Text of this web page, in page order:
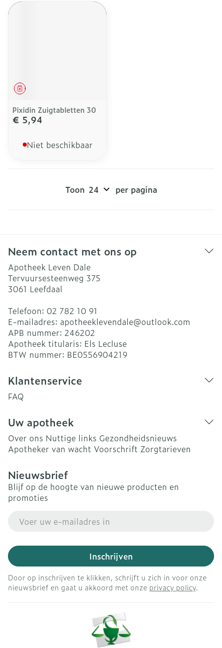
Geneesmiddel
Pixidin Zuigtabletten 30
€ 5,94
Niet beschikbaar
Toon per pagina
Neem contact met ons op
Apotheek Leven Dale
Tervuursesteenweg 375
3061 Leefdaal
Telefoon: 02 782 10 91
E-mailadres: apotheeklevendale@outlook.com
APB nummer: 246202
Apotheek titularis: Els Lecluse
BTW nummer: BE0556904219
Klantenservice
FAQ
Uw apotheek
Over ons Nuttige links Gezondheidsnieuws
Apotheker van wacht Voorschrift Zorgtarieven
Nieuwsbrief
Blijf op de hoogte van nieuwe producten en
promoties
Inschrijven
Door op inschrijven te klikken, schrijft u zich in voor onze
nieuwsbrief en gaat u akkoord met onze privacy policy.